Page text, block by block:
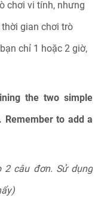
chơi vi tính, nhưng
gian chơi trò
chỉ 1 hoặc 2 giờ,
the two simple
Remember to add a
2 câu đơn. Sử dụng